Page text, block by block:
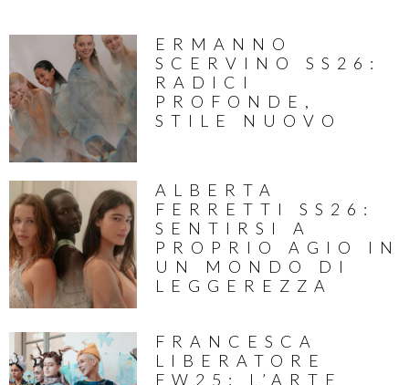
ERMANNO
SCERVINO SS26:
RADICI
PROFONDE,
STILE NUOVO
ALBERTA
FERRETTI SS26:
SENTIRSI A
PROPRIO AGIO IN
UN MONDO DI
LEGGEREZZA
FRANCESCA
LIBERATORE
FW25: L’ARTE